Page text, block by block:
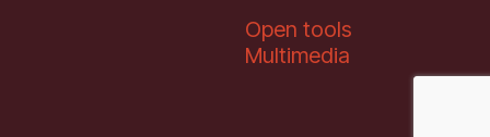
Open tools
Multimedia